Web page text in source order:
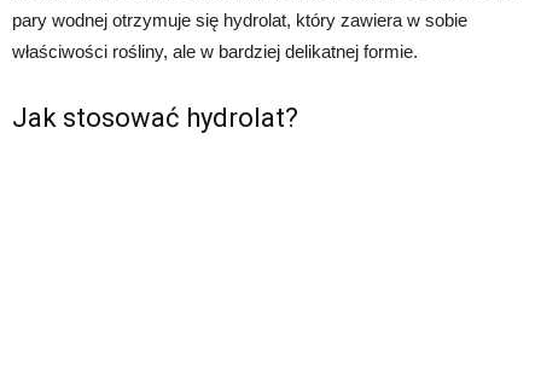
pary wodnej otrzymuje się hydrolat, który zawiera w sobie
właściwości rośliny, ale w bardziej delikatnej formie.
Jak stosować hydrolat?